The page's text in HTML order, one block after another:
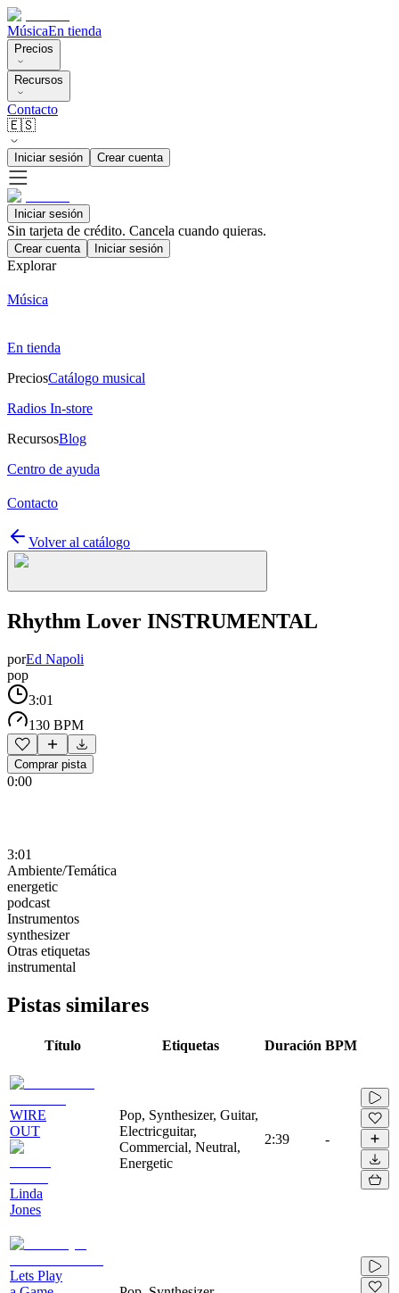
MúsicaEn tienda
Precios
Recursos
Contacto
🇪🇸
Iniciar sesión Crear cuenta
Iniciar sesión
Sin tarjeta de crédito. Cancela cuando quieras.
Crear cuenta Iniciar sesión
Explorar
Música
En tienda
PreciosCatálogo musical
Radios In-store
RecursosBlog
Centro de ayuda
Contacto
Volver al catálogo
Rhythm Lover INSTRUMENTAL
porEd Napoli
pop
3:01
130 BPM
Comprar pista
0:00
3:01
Ambiente/Temática
energetic
podcast
Instrumentos
synthesizer
Otras etiquetas
instrumental
Pistas similares
Título Etiquetas Duración BPM
WIRE
OUT
Linda
Jones
Pop, Synthesizer, Guitar,
Electricguitar,
Commercial, Neutral,
Energetic
2:39 -
Lets Play